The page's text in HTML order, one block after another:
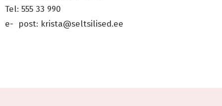
Tel: 555 33 990
e- post: krista@seltsilised.ee